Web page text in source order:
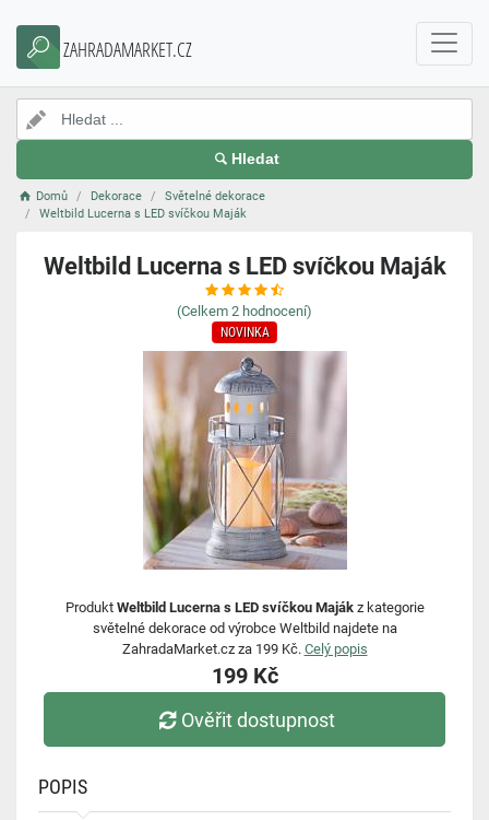
ZAHRADAMARKET.CZ
Hledat
Domů Dekorace
Světelné dekorace
Weltbild Lucerna s LED svíčkou Maják
Weltbild Lucerna s LED svíčkou Maják
(Celkem 2 hodnocení)
NOVINKA
Produkt Weltbild Lucerna s LED svíčkou Majákz kategorie
světelné dekorace od výrobce Weltbild najdete na
ZahradaMarket.cz za 199 Kč. Celý popis
199 Kč
Ověřit dostupnost
POPIS